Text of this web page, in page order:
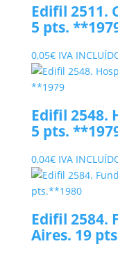
Edifil 2511.
5 pts.
0,05€ IVA
Edifil 2548.
5 pts.
0,04€ IVA
Edifil 2584.
Aires. 19